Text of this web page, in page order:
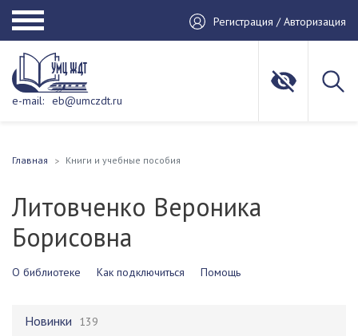
Регистрация / Авторизация
e-mail: eb@umczdt.ru
Главная Книги и учебные пособия
Литовченко Вероника
Борисовна
О библиотеке Как подключиться Помощь
Новинки 139